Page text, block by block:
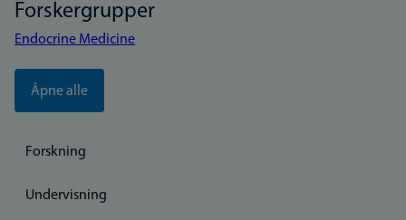
Forskergrupper
Endocrine Medicine
Åpne alle
Forskning
Undervisning